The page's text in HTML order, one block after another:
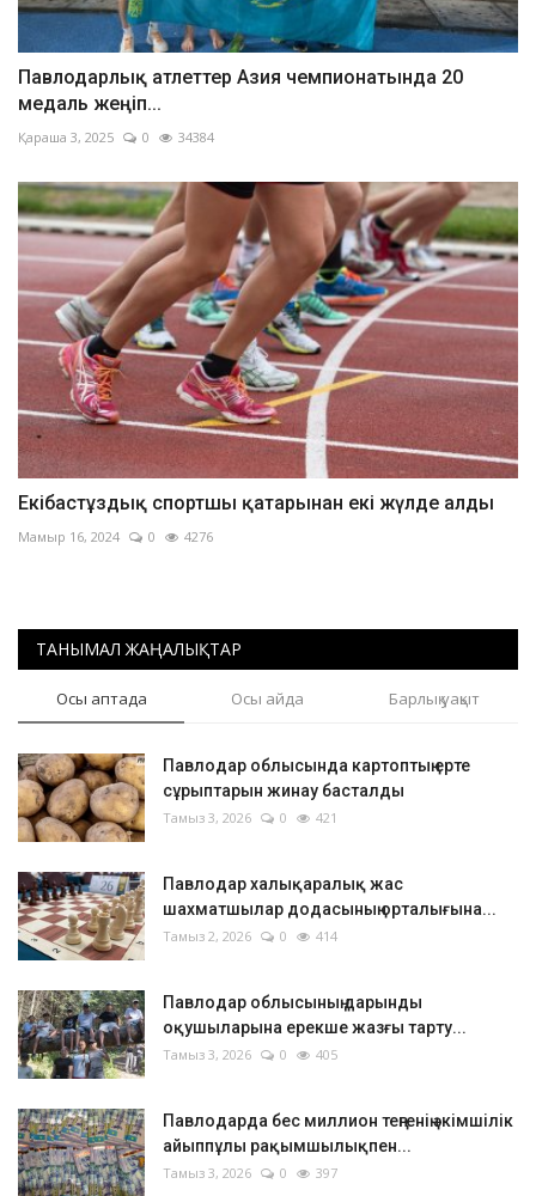
Павлодарлық атлеттер Азия чемпионатында 20
медаль жеңіп...
Қараша 3, 2025 0 34384
Екібастұздық спортшы қатарынан екі жүлде алды
Мамыр 16, 2024 0 4276
ТАНЫМАЛ ЖАҢАЛЫҚТАР
Осы аптада Осы айда Барлық уақыт
Павлодар облысында картоптың ерте
сұрыптарын жинау басталды
Тамыз 3, 2026 0 421
Павлодар халықаралық жас
шахматшылар додасының орталығына...
Тамыз 2, 2026 0 414
Павлодар облысының дарынды
оқушыларына ерекше жазғы тарту...
Тамыз 3, 2026 0 405
Павлодарда бес миллион теңгенің әкімшілік
айыппұлы рақымшылықпен...
Тамыз 3, 2026 0 397